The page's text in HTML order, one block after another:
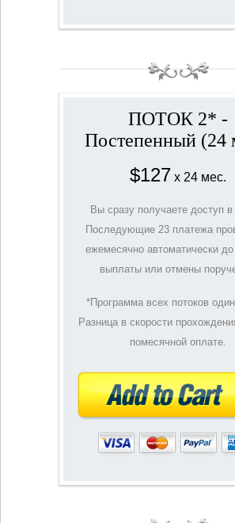
ПОТОК 2* -
Постепенный (24
$127 x 24 мес.
Вы сразу получаете доступ в
Последующие 23 платежа
ежемесячно автоматически
выплаты или отмены
*Программа всех потоков
Разница в скорости
помесячной оплате.